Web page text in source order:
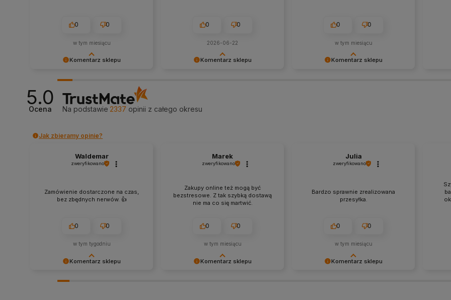
Komentarz sklepu
sprostać wymaganiom klientów
takich jak Ty i jesteśmy zadowoleni,
że nam się udało. Mamy nadzieję, że
0 0
w tym miesiącu
Komentarz sklepu
nami Twoimi doświadczeniami. Do
0 0
2026-06-22
Komentarz sklepu
0 0
w tym miesiącu
5.0
Ocena Na podstawie 2337 opinii z całego okresu
Jak zbieramy opinie?
Komentarz sklepu
Waldemar
zweryfikowano
Zamówienie dostarczone na czas,
bez zbędnych nerwów. 👍️
0 0
w tym tygodniu
Komentarz sklepu
Marek
zweryfikowano
Zakupy online też mogą być
bezstresowe. Z tak szybką dostawą
nie ma co się martwić.
0 0
w tym miesiącu
Komentarz sklepu
Julia
zweryfikowano
Bardzo sprawnie zrealizowana
przesyłka.
0 0
w tym miesiącu